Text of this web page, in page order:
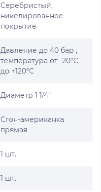
Серебристый,
никелированное
покрытие
Давление до 40 бар ,
температура от -20°C
до +120°C
Диаметр 1 1/4″
Сгон-американка
прямая
1 шт.
1 шт.